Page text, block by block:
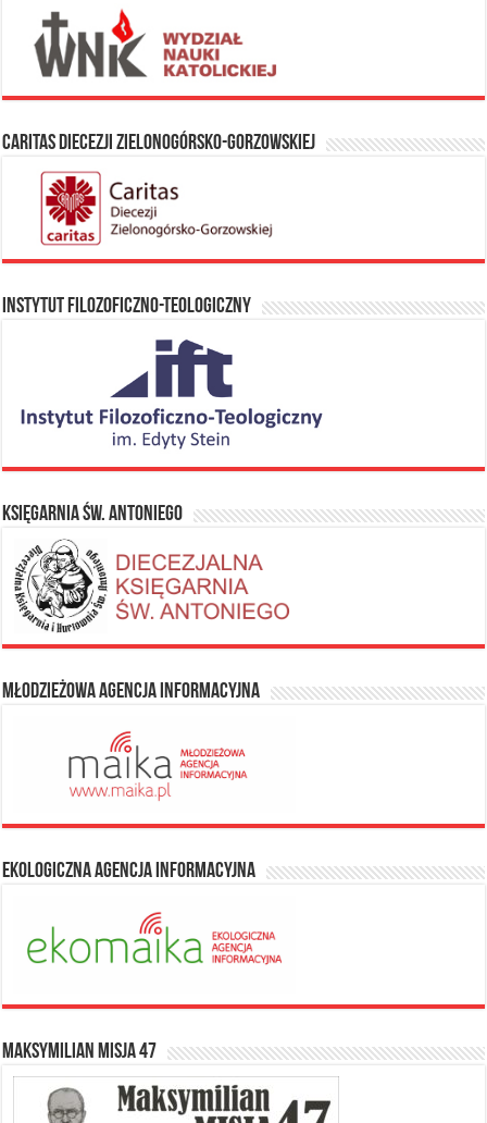
Caritas Diecezji Zielonogórsko-Gorzowskiej
Instytut Filozoficzno-Teologiczny
Księgarnia Św. Antoniego
Młodzieżowa Agencja Informacyjna
Ekologiczna Agencja Informacyjna
Maksymilian Misja 47